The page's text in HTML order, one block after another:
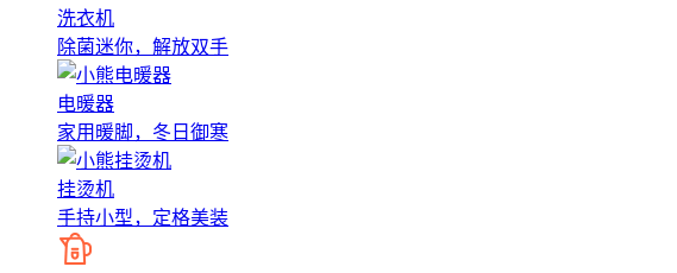
洗衣机
除菌迷你，解放双手
电暖器
家用暖脚，冬日御寒
挂烫机
手持小型，定格美装